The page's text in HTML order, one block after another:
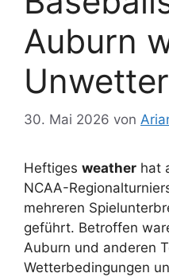
Auburn
30. Mai 2026 von
Heftiges weather hat
NCAA-
mehreren
geführt. Betroffen
Auburn und anderen
Wetterbedingungen